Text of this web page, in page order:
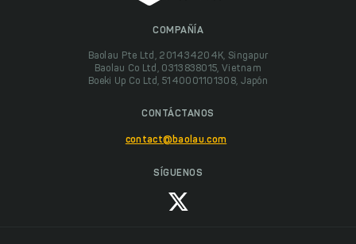
COMPAÑÍA
Baolau Pte Ltd, 201434204K, Singapur
Baolau Co Ltd, 0313838015, Vietnam
Boeki Up Co Ltd, 5140001101308, Japón
CONTÁCTANOS
contact@baolau.com
SÍGUENOS